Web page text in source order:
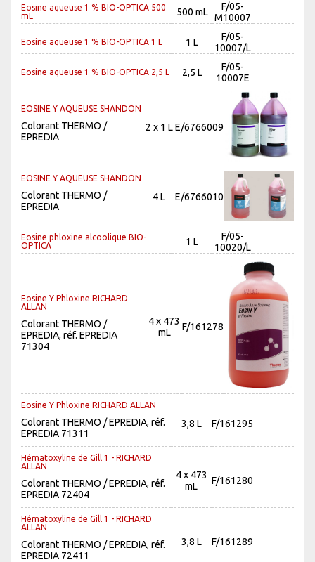
Eosine aqueuse 1 % BIO-OPTICA 500
mL
500 mL
F/05-
M10007
Eosine aqueuse 1 % BIO-OPTICA 1 L 1 L
F/05-
10007/L
Eosine aqueuse 1 % BIO-OPTICA 2,5 L 2,5 L
F/05-
10007E
EOSINE Y AQUEUSE SHANDON
Colorant THERMO /
EPREDIA
2 x 1 L E/6766009
EOSINE Y AQUEUSE SHANDON
Colorant THERMO /
EPREDIA
4 L E/6766010
Eosine phloxine alcoolique BIO-
OPTICA
1 L
F/05-
10020/L
Eosine Y Phloxine RICHARD
ALLAN
Colorant THERMO /
EPREDIA, réf. EPREDIA
71304
4 x 473
mL
F/161278
Eosine Y Phloxine RICHARD ALLAN
Colorant THERMO / EPREDIA, réf.
EPREDIA 71311
3,8 L F/161295
Hématoxyline de Gill 1 - RICHARD
ALLAN
Colorant THERMO / EPREDIA, réf.
EPREDIA 72404
4 x 473
mL
F/161280
Hématoxyline de Gill 1 - RICHARD
ALLAN
Colorant THERMO / EPREDIA, réf.
EPREDIA 72411
3,8 L F/161289